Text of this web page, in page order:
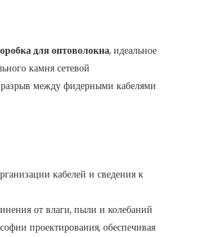
для оптоволокна, идеальное
камня сетевой
разрыв между фидерными кабелями
кабелей и сведения к
от влаги, пыли и колебаний
проектирования, обеспечивая